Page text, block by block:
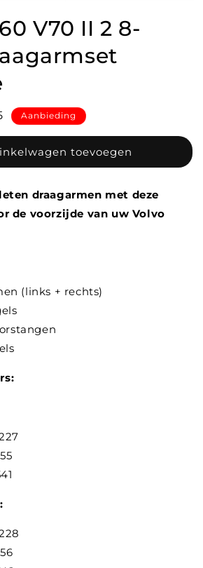
V70 II 2 8-
Aanbieding
toevoegen
draagarmen met deze
de voorzijde van uw Volvo
(links + rechts)